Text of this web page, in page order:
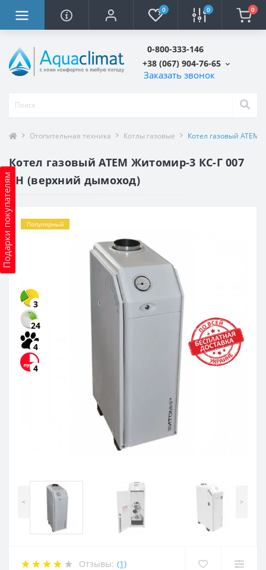
0 0 0
0-800-333-146
+38 (067) 904-76-65
Заказать звонок
Подарки покупателям
Отопительная техника Котлы газовые Котел газовый АТЕМ
Котел газовый АТЕМ Житомир-3 КС-Г 007
СН (верхний дымоход)
Популярный
3
24
4
4
< >
Отзывы: (1)